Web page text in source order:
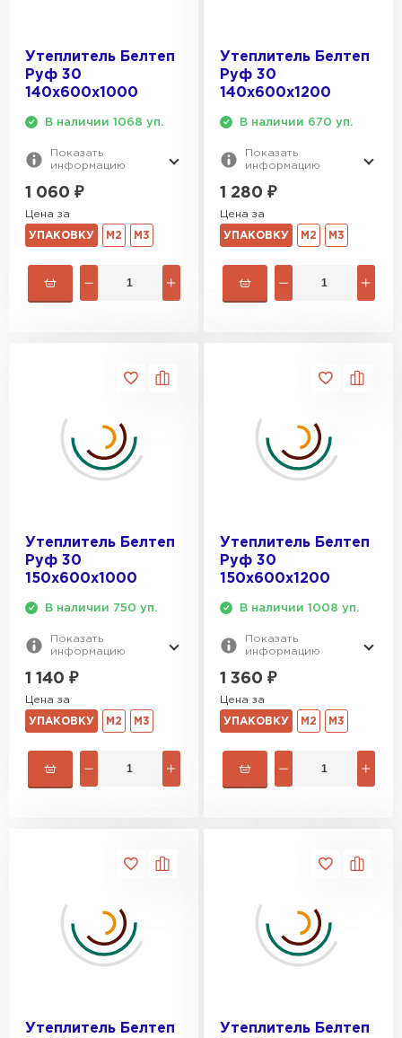
Утеплитель Белтеп
Руф 30
140х600х1000
В наличии 1068 уп.
Показать
информацию
1 060 ₽
Цена за
УПАКОВКУ М2 М3
Утеплитель Белтеп
Руф 30
140х600х1200
В наличии 670 уп.
Показать
информацию
1 280 ₽
Цена за
УПАКОВКУ М2 М3
Утеплитель Белтеп
Руф 30
150х600х1000
В наличии 750 уп.
Показать
информацию
1 140 ₽
Цена за
УПАКОВКУ М2 М3
Утеплитель Белтеп
Руф 30
150х600х1200
В наличии 1008 уп.
Показать
информацию
1 360 ₽
Цена за
УПАКОВКУ М2 М3
Утеплитель Белтеп
Утеплитель Белтеп